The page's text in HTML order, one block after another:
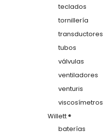
teclados
tornillería
transductores
tubos
válvulas
ventiladores
venturis
viscosímetros
Willett ®
baterías